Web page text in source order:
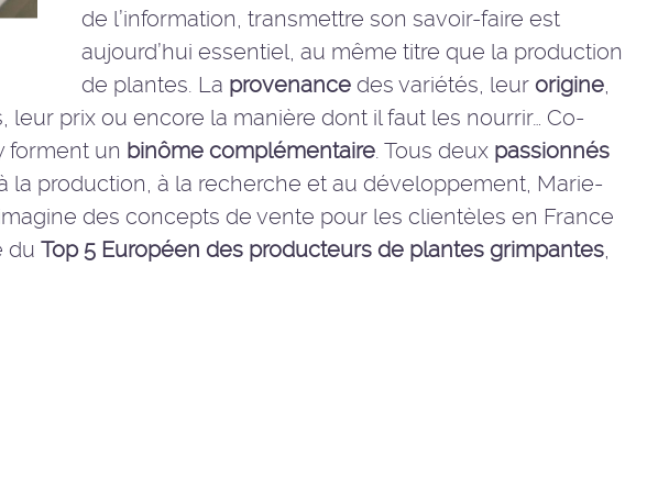
de l’information, transmettre son savoir-faire est
aujourd’hui essentiel, au même titre que la production
de plantes. La provenance des variétés, leur origine
leur prix ou encore la manière dont il faut les nourrir… Co-
forment un binôme complémentaire . Tous deux passionnés
la production, à la recherche et au développement, Marie-
des concepts de vente pour les clientèles en France
du Top 5 Européen des producteurs de plantes grimpantes